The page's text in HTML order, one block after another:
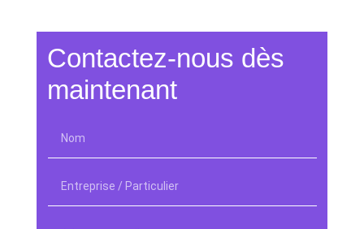
Contactez-nous dès
maintenant